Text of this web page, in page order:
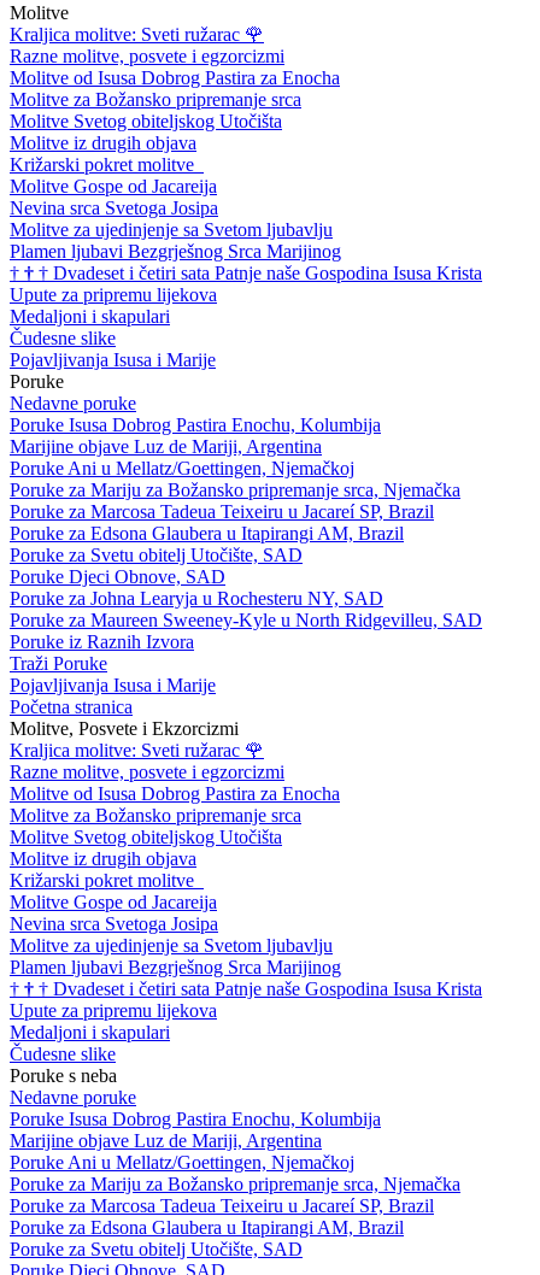
Molitve
Kraljica molitve: Sveti ružarac 🌹
Razne molitve, posvete i egzorcizmi
Molitve od Isusa Dobrog Pastira za Enocha
Molitve za Božansko pripremanje srca
Molitve Svetog obiteljskog Utočišta
Molitve iz drugih objava
Križarski pokret molitve
Molitve Gospe od Jacareija
Nevina srca Svetoga Josipa
Molitve za ujedinjenje sa Svetom ljubavlju
Plamen ljubavi Bezgrješnog Srca Marijinog
† † † Dvadeset i četiri sata Patnje naše Gospodina Isusa Krista
Upute za pripremu lijekova
Medaljoni i skapulari
Čudesne slike
Pojavljivanja Isusa i Marije
Poruke
Nedavne poruke
Poruke Isusa Dobrog Pastira Enochu, Kolumbija
Marijine objave Luz de Mariji, Argentina
Poruke Ani u Mellatz/Goettingen, Njemačkoj
Poruke za Mariju za Božansko pripremanje srca, Njemačka
Poruke za Marcosa Tadeua Teixeiru u Jacareí SP, Brazil
Poruke za Edsona Glaubera u Itapirangi AM, Brazil
Poruke za Svetu obitelj Utočište, SAD
Poruke Djeci Obnove, SAD
Poruke za Johna Learyja u Rochesteru NY, SAD
Poruke za Maureen Sweeney-Kyle u North Ridgevilleu, SAD
Poruke iz Raznih Izvora
Traži Poruke
Pojavljivanja Isusa i Marije
Početna stranica
Molitve, Posvete i Ekzorcizmi
Kraljica molitve: Sveti ružarac 🌹
Razne molitve, posvete i egzorcizmi
Molitve od Isusa Dobrog Pastira za Enocha
Molitve za Božansko pripremanje srca
Molitve Svetog obiteljskog Utočišta
Molitve iz drugih objava
Križarski pokret molitve
Molitve Gospe od Jacareija
Nevina srca Svetoga Josipa
Molitve za ujedinjenje sa Svetom ljubavlju
Plamen ljubavi Bezgrješnog Srca Marijinog
† † † Dvadeset i četiri sata Patnje naše Gospodina Isusa Krista
Upute za pripremu lijekova
Medaljoni i skapulari
Čudesne slike
Poruke s neba
Nedavne poruke
Poruke Isusa Dobrog Pastira Enochu, Kolumbija
Marijine objave Luz de Mariji, Argentina
Poruke Ani u Mellatz/Goettingen, Njemačkoj
Poruke za Mariju za Božansko pripremanje srca, Njemačka
Poruke za Marcosa Tadeua Teixeiru u Jacareí SP, Brazil
Poruke za Edsona Glaubera u Itapirangi AM, Brazil
Poruke za Svetu obitelj Utočište, SAD
Poruke Djeci Obnove, SAD